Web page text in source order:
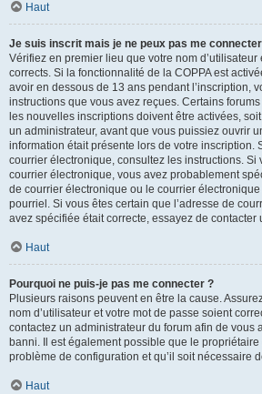
Haut
Je suis inscrit mais je ne peux pas me
Vérifiez en premier lieu que votre nom
corrects. Si la fonctionnalité de la COPPA est
avoir en dessous de 13 ans pendant l’inscription,
instructions que vous avez reçues. Certains
les nouvelles inscriptions doivent être activées,
un administrateur, avant que vous puissiez ouvrir
information était présente lors de votre inscription.
courrier électronique, consultez les instructions. Si
courrier électronique, vous avez probablement
de courrier électronique ou le courrier
pourriel. Si vous êtes certain que l’adresse de
avez spécifiée était correcte, essayez de contacter
Haut
Pourquoi ne puis-je pas me connecter ?
Plusieurs raisons peuvent en être la cause.
nom d’utilisateur et votre mot de passe soient
contactez un administrateur du forum afin de vous
banni. Il est également possible que le
problème de configuration et qu’il soit nécessaire
Haut